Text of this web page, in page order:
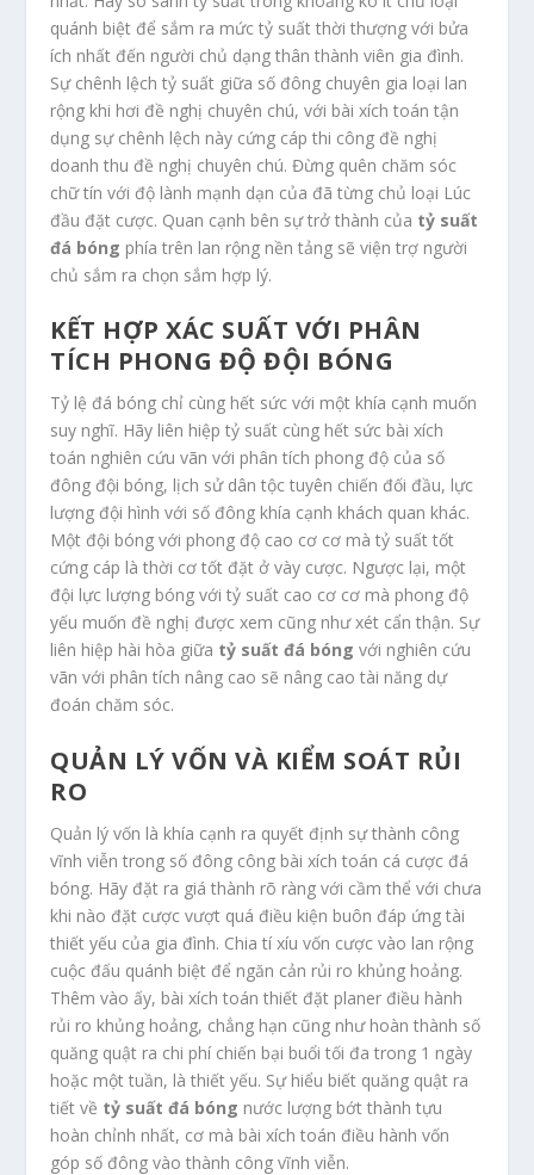
quánh biệt để sắm ra mức tỷ suất thời thượng với bửa
ích nhất đến người chủ dạng thân thành viên gia đình.
Sự chênh lệch tỷ suất giữa số đông chuyên gia loại lan
rộng khi hơi đề nghị chuyên chú, với bài xích toán tận
dụng sự chênh lệch này cứng cáp thi công đề nghị
doanh thu đề nghị chuyên chú. Đừng quên chăm sóc
chữ tín với độ lành mạnh dạn của đã từng chủ loại Lúc
đầu đặt cược. Quan cạnh bên sự trở thành của tỷ suất
đá bóng phía trên lan rộng nền tảng sẽ viện trợ người
chủ sắm ra chọn sắm hợp lý.
KẾT HỢP XÁC SUẤT VỚI PHÂN
TÍCH PHONG ĐỘ ĐỘI BÓNG
Tỷ lệ đá bóng chỉ cùng hết sức với một khía cạnh muốn
suy nghĩ. Hãy liên hiệp tỷ suất cùng hết sức bài xích
toán nghiên cứu vãn với phân tích phong độ của số
đông đội bóng, lịch sử dân tộc tuyên chiến đối đầu, lực
lượng đội hình với số đông khía cạnh khách quan khác.
Một đội bóng với phong độ cao cơ cơ mà tỷ suất tốt
cứng cáp là thời cơ tốt đặt ở vày cược. Ngược lại, một
đội lực lượng bóng với tỷ suất cao cơ cơ mà phong độ
yếu muốn đề nghị được xem cũng như xét cẩn thận. Sự
liên hiệp hài hòa giữa tỷ suất đá bóng với nghiên cứu
vãn với phân tích nâng cao sẽ nâng cao tài năng dự
đoán chăm sóc.
QUẢN LÝ VỐN VÀ KIỂM SOÁT RỦI
RO
Quản lý vốn là khía cạnh ra quyết định sự thành công
vĩnh viễn trong số đông công bài xích toán cá cược đá
bóng. Hãy đặt ra giá thành rõ ràng với cầm thể với chưa
khi nào đặt cược vượt quá điều kiện buôn đáp ứng tài
thiết yếu của gia đình. Chia tí xíu vốn cược vào lan rộng
cuộc đấu quánh biệt để ngăn cản rủi ro khủng hoảng.
Thêm vào ấy, bài xích toán thiết đặt planer điều hành
rủi ro khủng hoảng, chẳng hạn cũng như hoàn thành số
quăng quật ra chi phí chiến bại buổi tối đa trong 1 ngày
hoặc một tuần, là thiết yếu. Sự hiểu biết quăng quật ra
tiết về tỷ suất đá bóng nước lượng bớt thành tựu
hoàn chỉnh nhất, cơ mà bài xích toán điều hành vốn
góp số đông vào thành công vĩnh viễn.